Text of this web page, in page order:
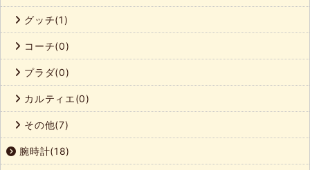
グッチ(1)
コーチ(0)
プラダ(0)
カルティエ(0)
その他(7)
腕時計(18)